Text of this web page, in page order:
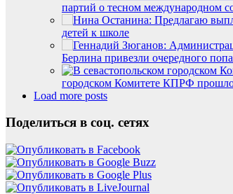
партий о тесном международном
детей к школе
Берлина привезли очередного
городском Комитете КПРФ прошло
Load more posts
Поделиться в соц. сетях